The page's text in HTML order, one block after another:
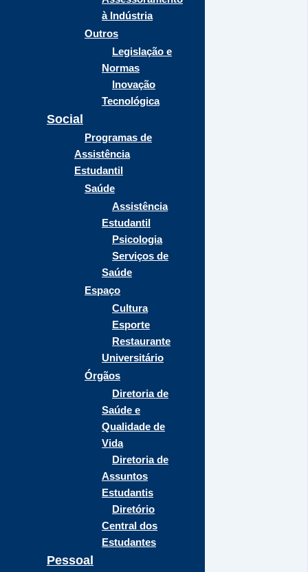
à Indústria
Outros
Legislação e
Normas
Inovação
Tecnológica
Social
Programas de
Assistência
Estudantil
Saúde
Assistência
Estudantil
Psicologia
Serviços de
Saúde
Espaço
Cultura
Esporte
Restaurante
Universitário
Órgãos
Diretoria de
Saúde e
Qualidade de
Vida
Diretoria de
Assuntos
Estudantis
Diretório
Central dos
Estudantes
Pessoal